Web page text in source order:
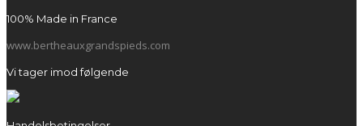
100% Made in France
www.bertheauxgrandspieds.com
Vi tager imod følgende